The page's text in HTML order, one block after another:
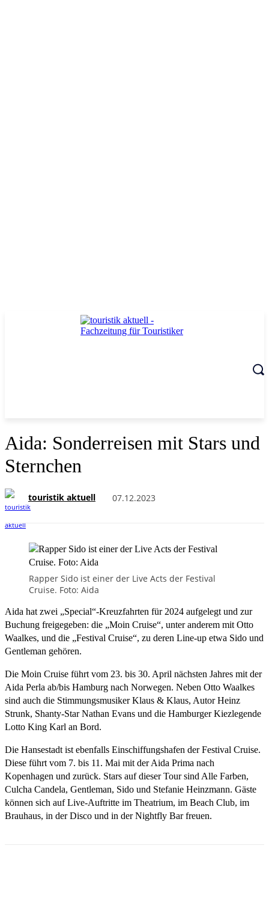
Aida: Sonderreisen mit Stars und
Sternchen
touristik aktuell 07.12.2023
Rapper Sido ist einer der Live Acts der Festival
Cruise. Foto: Aida
Aida hat zwei „Special“-Kreuzfahrten für 2024 aufgelegt und zur
Buchung freigegeben: die „Moin Cruise“, unter anderem mit Otto
Waalkes, und die „Festival Cruise“, zu deren Line-up etwa Sido und
Gentleman gehören.
Die Moin Cruise führt vom 23. bis 30. April nächsten Jahres mit der
Aida Perla ab/bis Hamburg nach Norwegen. Neben Otto Waalkes
sind auch die Stimmungsmusiker Klaus & Klaus, Autor Heinz
Strunk, Shanty-Star Nathan Evans und die Hamburger Kiezlegende
Lotto King Karl an Bord.
Die Hansestadt ist ebenfalls Einschiffungshafen der Festival Cruise.
Diese führt vom 7. bis 11. Mai mit der Aida Prima nach
Kopenhagen und zurück. Stars auf dieser Tour sind Alle Farben,
Culcha Candela, Gentleman, Sido und Stefanie Heinzmann. Gäste
können sich auf Live-Auftritte im Theatrium, im Beach Club, im
Brauhaus, in der Disco und in der Nightfly Bar freuen.